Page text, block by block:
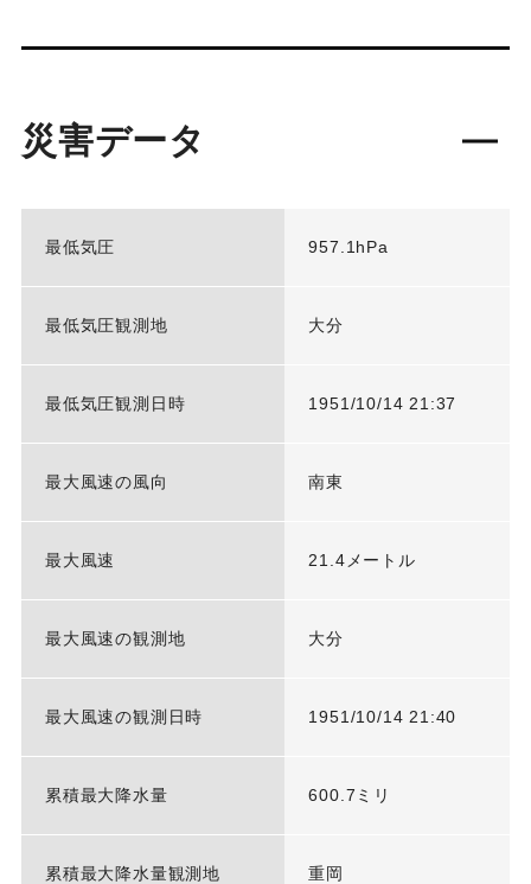
災害データ
最低気圧 957.1hPa
最低気圧観測地 大分
最低気圧観測日時 1951/10/14 21:37
最大風速の風向 南東
最大風速 21.4メートル
最大風速の観測地 大分
最大風速の観測日時 1951/10/14 21:40
累積最大降水量 600.7ミリ
累積最大降水量観測地 重岡